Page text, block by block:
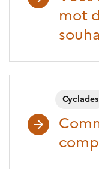
mot
Cyclades